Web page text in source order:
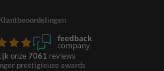
onze 7061 reviews
prestigieuze awards